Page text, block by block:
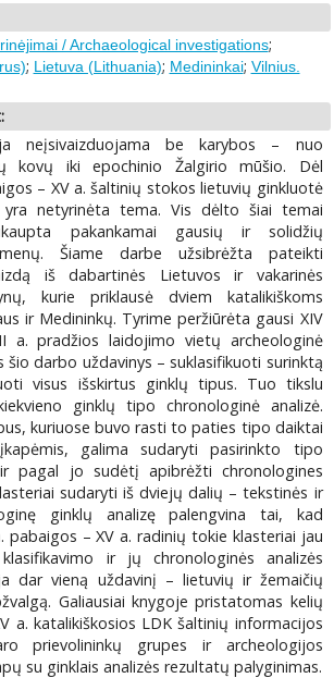
/ Archaeological investigations;
; Lietuva (Lithuania); Medininkai; Vilnius.
neįsivaizduojama be karybos – nuo
kovų iki epochinio Žalgirio mūšio. Dėl
– XV a. šaltinių stokos lietuvių ginkluotė
netyrinėta tema. Vis dėlto šiai temai
pakankamai gausių ir solidžių
Šiame darbe užsibrėžta pateikti
iš dabartinės Lietuvos ir vakarinės
kurie priklausė dviem katalikiškoms
ir Medininkų. Tyrime peržiūrėta gausi XIV
a. pradžios laidojimo vietų archeologinė
šio darbo uždavinys – suklasifikuoti surinktą
visus išskirtus ginklų tipus. Tuo tikslu
ginklų tipo chronologinė analizė.
kuriuose buvo rasti to paties tipo daiktai
galima sudaryti pasirinkto tipo
pagal jo sudėtį apibrėžti chronologines
sudaryti iš dviejų dalių – tekstinės ir
ginklų analizę palengvina tai, kad
pabaigos – XV a. radinių tokie klasteriai jau
ir jų chronologinės analizės
dar vieną uždavinį – lietuvių ir žemaičių
Galiausiai knygoje pristatomas kelių
a. katalikiškosios LDK šaltinių informacijos
prievolininkų grupes ir archeologijos
su ginklais analizės rezultatų palyginimas.